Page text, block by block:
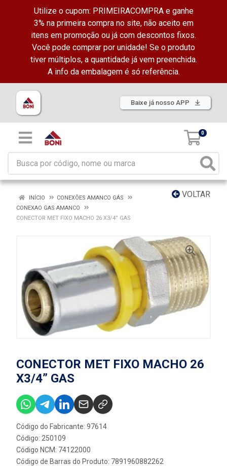
Utilize o cupom: PRIMEIRACOMPRA e ganhe
3% na primeira compra no site, não aceito em
itens em promoção ou já com descontos fixos.
Você pode comprar por unidade! Se o produto
tiver múltiplos, a quantidade já vem preenchida.
A info da embalagem é só referência.
Baixe já nosso APP
0
VOLTAR
INÍCIO
CONEXÕES AMANCO GÁS
CONEXAO GAS AMANCO
CONECTOR MET FIXO MACHO 26 X3/4” GAS
CONECTOR MET FIXO MACHO 26
X3/4” GAS
Código do Fabricante: 97614
Código: 250109
Código NCM: 74122000
Código de Barras do Produto: 7891960882262